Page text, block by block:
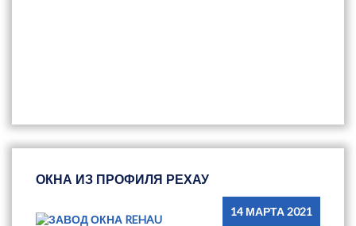
ОКНА ИЗ ПРОФИЛЯ РЕХАУ
14 МАРТА 2021